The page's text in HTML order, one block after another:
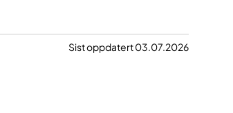
Sist oppdatert 03.07.2026